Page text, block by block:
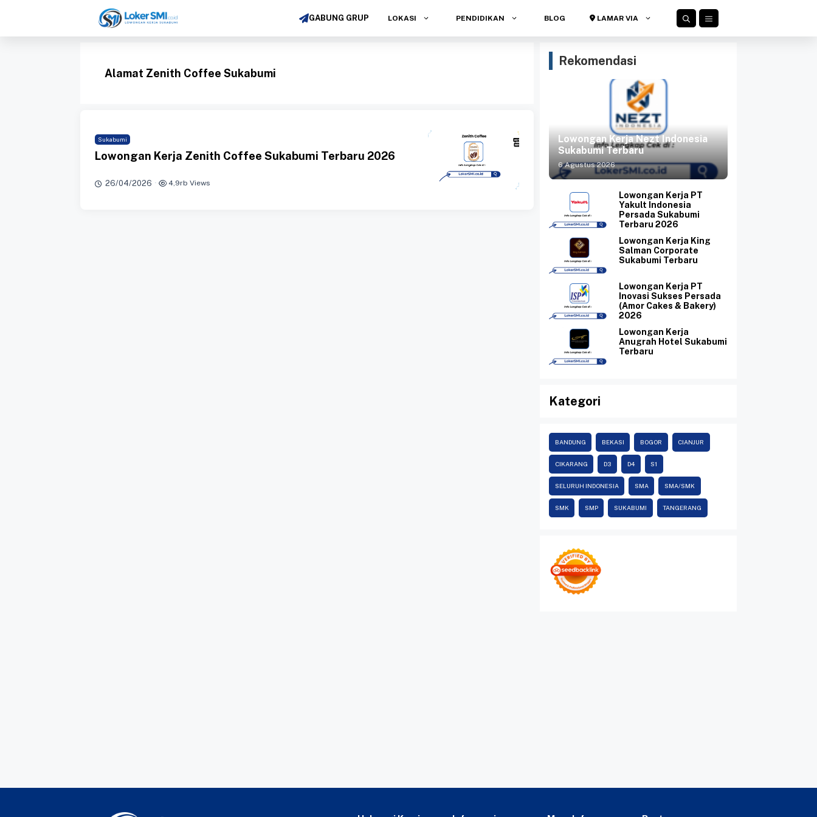
isi
GABUNG GRUP LOKASI PENDIDIKAN BLOG LAMAR VIA
Alamat Zenith Coffee Sukabumi
Sukabumi
Lowongan Kerja Zenith Coffee Sukabumi Terbaru 2026
26/04/2026 · 4,9rb Views
Rekomendasi
Lowongan Kerja Nezt Indonesia
Sukabumi Terbaru
6 Agustus 2026
Lowongan Kerja PT
Yakult Indonesia
Persada Sukabumi
Terbaru 2026
Lowongan Kerja King
Salman Corporate
Sukabumi Terbaru
Lowongan Kerja PT
Inovasi Sukses Persada
(Amor Cakes & Bakery)
2026
Lowongan Kerja
Anugrah Hotel Sukabumi
Terbaru
Kategori
BANDUNG BEKASI BOGOR CIANJUR
CIKARANG D3 D4 S1
SELURUH INDONESIA SMA SMA/SMK
SMK SMP SUKABUMI TANGERANG